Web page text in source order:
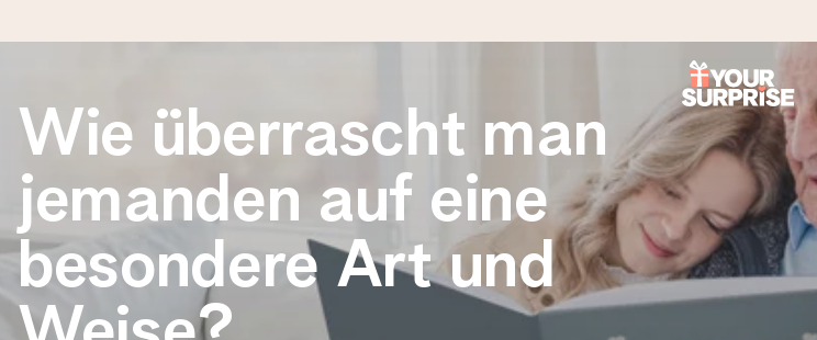
Heute bestellt, in 1 Werktag verschickt
Wir bereiten dein Geschenk sorgfältig vor und schicken es blitzschnell – damit du es genau zum richtigen
4,8 (basierend auf +15.000 Bewertungen)
Unsere Geschenke begeistern. Kunden bewerten uns mit 4,8 bei Google Reviews (Gesamtergebnis aller
Wie überrascht man
jemanden auf eine
besondere Art und